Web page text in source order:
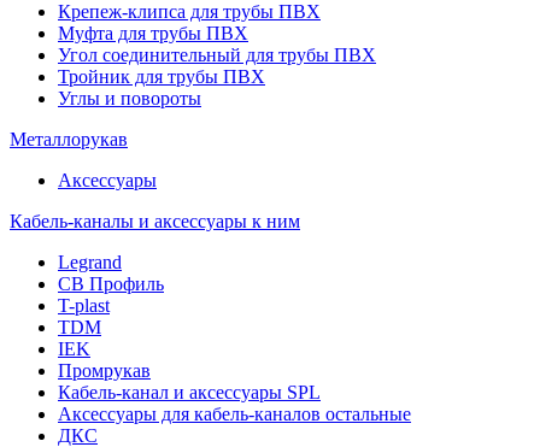
Крепеж-клипса для трубы ПВХ
Муфта для трубы ПВХ
Угол соединительный для трубы ПВХ
Тройник для трубы ПВХ
Углы и повороты
Металлорукав
Аксессуары
Кабель-каналы и аксессуары к ним
Legrand
СВ Профиль
T-plast
TDM
IEK
Промрукав
Кабель-канал и аксессуары SPL
Аксессуары для кабель-каналов остальные
ДКС